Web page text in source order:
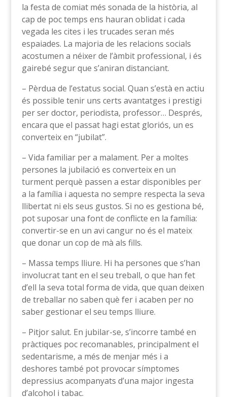
la festa de comiat més sonada de la història, al
cap de poc temps ens hauran oblidat i cada
vegada les cites i les trucades seran més
espaiades. La majoria de les relacions socials
acostumen a néixer de l’àmbit professional, i és
gairebé segur que s’aniran distanciant.
– Pèrdua de l’estatus social. Quan s’està en actiu
és possible tenir uns certs avantatges i prestigi
per ser doctor, periodista, professor… Després,
encara que el passat hagi estat gloriós, un es
converteix en “jubilat”.
– Vida familiar per a malament. Per a moltes
persones la jubilació es converteix en un
turment perquè passen a estar disponibles per
a la família i aquesta no sempre respecta la seva
llibertat ni els seus gustos. Si no es gestiona bé,
pot suposar una font de conflicte en la família:
convertir-se en un avi cangur no és el mateix
que donar un cop de mà als fills.
– Massa temps lliure. Hi ha persones que s’han
involucrat tant en el seu treball, o que han fet
d’ell la seva total forma de vida, que quan deixen
de treballar no saben què fer i acaben per no
saber gestionar el seu temps lliure.
– Pitjor salut. En jubilar-se, s’incorre també en
pràctiques poc recomanables, principalment el
sedentarisme, a més de menjar més i a
deshores també pot provocar símptomes
depressius acompanyats d’una major ingesta
d’alcohol i tabac.